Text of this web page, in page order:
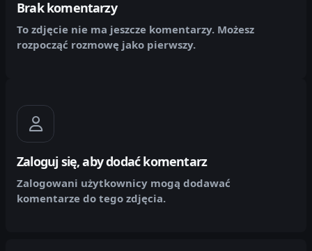
Brak komentarzy
To zdjęcie nie ma jeszcze komentarzy. Możesz
rozpocząć rozmowę jako pierwszy.
Zaloguj się, aby dodać komentarz
Zalogowani użytkownicy mogą dodawać
komentarze do tego zdjęcia.